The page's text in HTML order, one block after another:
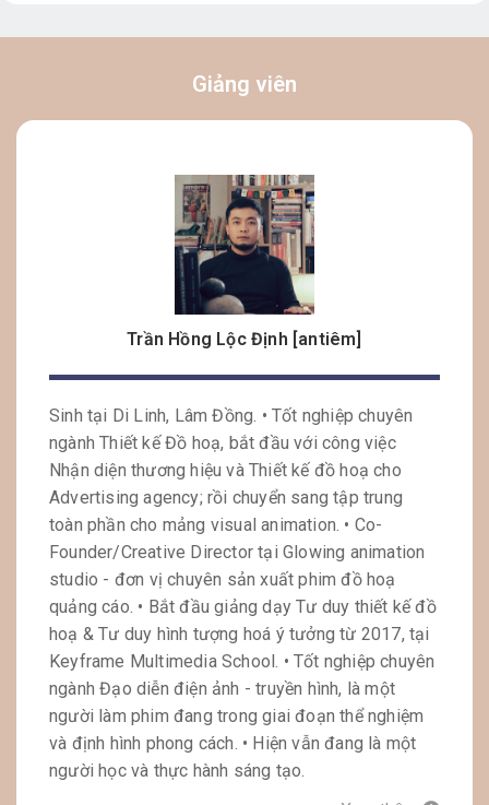
Giảng viên
Trần Hồng Lộc Định [antiêm]
Sinh tại Di Linh, Lâm Đồng. • Tốt nghiệp chuyên
ngành Thiết kế Đồ hoạ, bắt đầu với công việc
Nhận diện thương hiệu và Thiết kế đồ hoạ cho
Advertising agency; rồi chuyển sang tập trung
toàn phần cho mảng visual animation. • Co-
Founder/Creative Director tại Glowing animation
studio - đơn vị chuyên sản xuất phim đồ hoạ
quảng cáo. • Bắt đầu giảng dạy Tư duy thiết kế đồ
hoạ & Tư duy hình tượng hoá ý tưởng từ 2017, tại
Keyframe Multimedia School. • Tốt nghiệp chuyên
ngành Đạo diễn điện ảnh - truyền hình, là một
người làm phim đang trong giai đoạn thể nghiệm
và định hình phong cách. • Hiện vẫn đang là một
người học và thực hành sáng tạo.